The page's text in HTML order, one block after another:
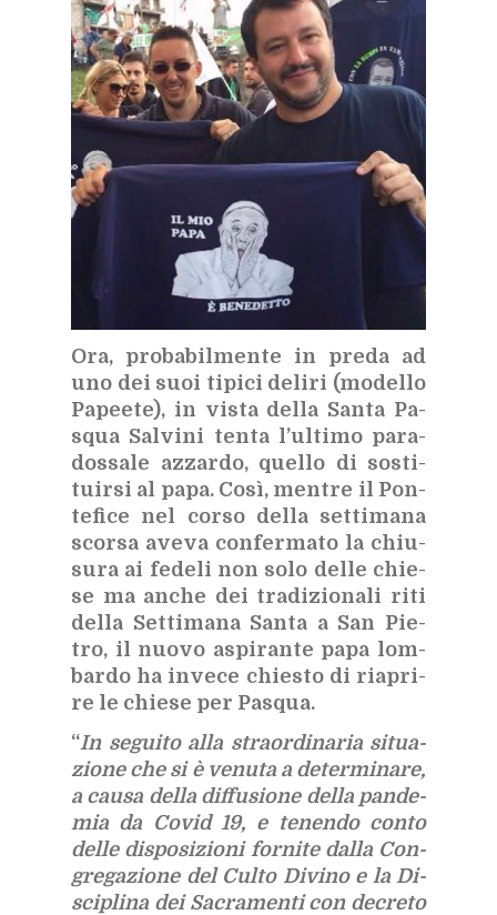
Ora, pro­ba­bil­men­te in pre­da ad
uno dei suoi ti­pi­ci de­li­ri (mo­del­lo
Pa­pee­te), in vi­sta del­la San­ta Pa­
squa Sal­vi­ni ten­ta l’ul­ti­mo pa­ra­
dos­sa­le az­zar­do, quel­lo di so­sti­
tuir­si al papa. Così, men­tre il Pon­
te­fi­ce nel cor­so del­la set­ti­ma­na
scor­sa ave­va con­fer­ma­to la chiu­
su­ra ai fe­de­li non solo del­le chie­
se ma an­che dei tra­di­zio­na­li riti
del­la Set­ti­ma­na San­ta a San Pie­
tro, il nuo­vo aspi­ran­te papa lom­
bar­do ha in­ve­ce chie­sto di ria­pri­
re le chie­se per Pa­squa.
“In se­gui­to alla straor­di­na­ria si­tua­
zio­ne che si è ve­nu­ta a de­ter­mi­na­re,
a cau­sa del­la dif­fu­sio­ne del­la pan­de­
mia da Co­vid 19, e te­nen­do con­to
del­le di­spo­si­zio­ni for­ni­te dal­la Con­
gre­ga­zio­ne del Cul­to Di­vi­no e la Di­
sci­pli­na dei Sa­cra­men­ti con de­cre­to